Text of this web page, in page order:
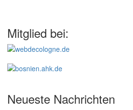
Mitglied bei:
Neueste Nachrichten